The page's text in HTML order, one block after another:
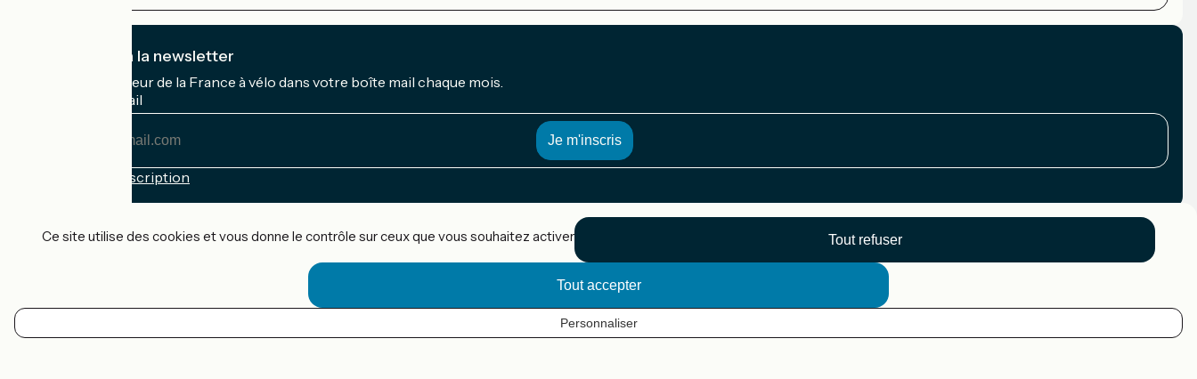
FR
Je m'abonne à la newsletter
Recevez le meilleur de la France à vélo dans votre boîte mail chaque mois.
Mon adresse mail
Conditions d'inscription
Contact
Mentions légales
Ce site utilise des cookies et vous donne le contrôle sur ceux que vous souhaitez activer
Tout accepter
Tout refuser
Personnaliser